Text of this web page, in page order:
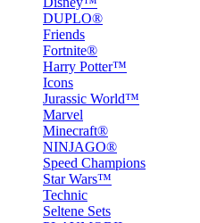
DUPLO®
Friends
Fortnite®
Harry Potter™
Icons
Jurassic World™
Marvel
Minecraft®
NINJAGO®
Speed Champions
Star Wars™
Technic
Seltene Sets